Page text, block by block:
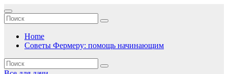
Перейти
к
содержимому
Home
Советы Фермеру: помощь начинающим